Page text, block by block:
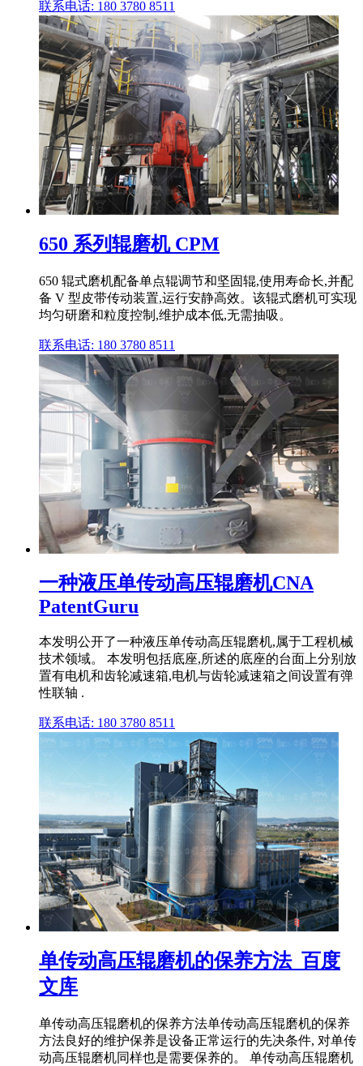
联系电话: 180 3780 8511
650 系列辊磨机 CPM
650 辊式磨机配备单点辊调节和坚固辊,使用寿命长,并配
备 V 型皮带传动装置,运行安静高效。该辊式磨机可实现
均匀研磨和粒度控制,维护成本低,无需抽吸。
联系电话: 180 3780 8511
一种液压单传动高压辊磨机CNA
PatentGuru
本发明公开了一种液压单传动高压辊磨机,属于工程机械
技术领域。 本发明包括底座,所述的底座的台面上分别放
置有电机和齿轮减速箱,电机与齿轮减速箱之间设置有弹
性联轴 .
联系电话: 180 3780 8511
单传动高压辊磨机的保养方法_百度
文库
单传动高压辊磨机的保养方法单传动高压辊磨机的保养
方法良好的维护保养是设备正常运行的先决条件, 对单传
动高压辊磨机同样也是需要保养的。 单传动高压辊磨机